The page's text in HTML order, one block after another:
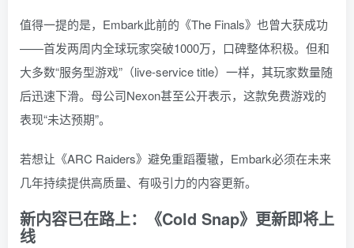
值得一提的是，Embark此前的《The Finals》也曾大获成功
——首发两周内全球玩家突破1000万，口碑整体积极。但和
大多数“服务型游戏”（live-service title）一样，其玩家数量随
后迅速下滑。母公司Nexon甚至公开表示，这款免费游戏的
表现“未达预期”。
若想让《ARC Raiders》避免重蹈覆辙，Embark必须在未来
几年持续提供高质量、有吸引力的内容更新。
新内容已在路上：《Cold Snap》更新即将上
线